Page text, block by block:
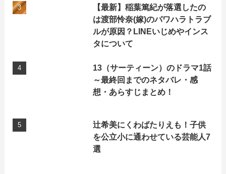
【最新】稲葉篤紀が落選したの
は渡部怜奈(嫁)のパワハラトラブ
ルが原因？LINEいじめやインス
タについて
13（サーティーン）のドラマ1話
～最終回までのネタバレ・感
想・あらすじまとめ！
辻希美にくわばたりえも！子供
を公立小に通わせている芸能人7
選